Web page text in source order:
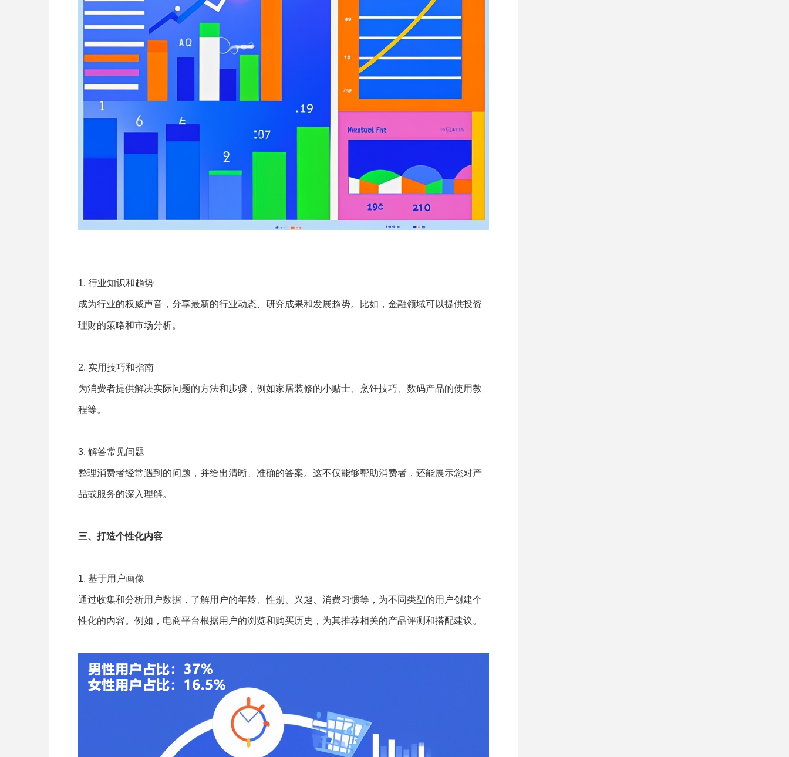
1. 行业知识和趋势
成为行业的权威声音，分享最新的行业动态、研究成果和发展趋势。比如，金融领域可以提供投资
理财的策略和市场分析。
2. 实用技巧和指南
为消费者提供解决实际问题的方法和步骤，例如家居装修的小贴士、烹饪技巧、数码产品的使用教
程等。
3. 解答常见问题
整理消费者经常遇到的问题，并给出清晰、准确的答案。这不仅能够帮助消费者，还能展示您对产
品或服务的深入理解。
三、打造个性化内容
1. 基于用户画像
通过收集和分析用户数据，了解用户的年龄、性别、兴趣、消费习惯等，为不同类型的用户创建个
性化的内容。例如，电商平台根据用户的浏览和购买历史，为其推荐相关的产品评测和搭配建议。